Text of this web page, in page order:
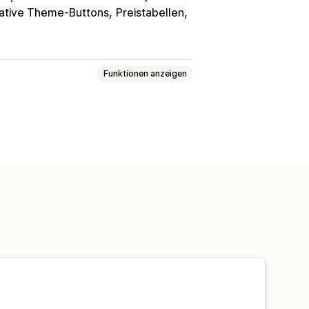
Theme-Buttons Preistabellen
Funktionen anzeigen